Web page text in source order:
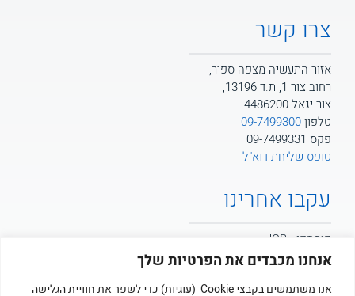
אנחנו מכבדים את הפרטיות שלך
אנו משתמשים בקבצי Cookie (עוגיות) כדי לשפר את חוויית הגלישה
צרו קשר
אזור התעשיה מצפה ספיר,
רחוב צור 1, ת.ד 13196,
צור יגאל 4486200
טלפון09-7499300
פקס 09-7499331
טופס שליחת דוא"ל
עקבו אחרינו
קומסקו - JCB
קומסקו - POTAIN